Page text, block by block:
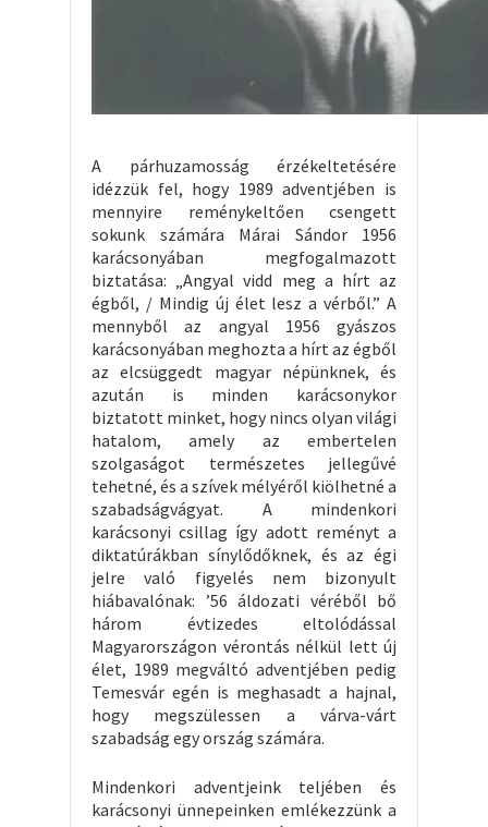
A párhuzamosság érzékeltetésére
idézzük fel, hogy 1989 adventjében is
mennyire reménykeltően csengett
sokunk számára Márai Sándor 1956
karácsonyában megfogalmazott
biztatása: „Angyal vidd meg a hírt az
égből, / Mindig új élet lesz a vérből.” A
mennyből az angyal 1956 gyászos
karácsonyában meghozta a hírt az égből
az elcsüggedt magyar népünknek, és
azután is minden karácsonykor
biztatott minket, hogy nincs olyan világi
hatalom, amely az embertelen
szolgaságot természetes jellegűvé
tehetné, és a szívek mélyéről kiölhetné a
szabadságvágyat. A mindenkori
karácsonyi csillag így adott reményt a
diktatúrákban sínylődőknek, és az égi
jelre való figyelés nem bizonyult
hiábavalónak: ’56 áldozati véréből bő
három évtizedes eltolódással
Magyarországon vérontás nélkül lett új
élet, 1989 megváltó adventjében pedig
Temesvár egén is meghasadt a hajnal,
hogy megszülessen a várva-várt
szabadság egy ország számára.
Mindenkori adventjeink teljében és
karácsonyi ünnepeinken emlékezzünk a